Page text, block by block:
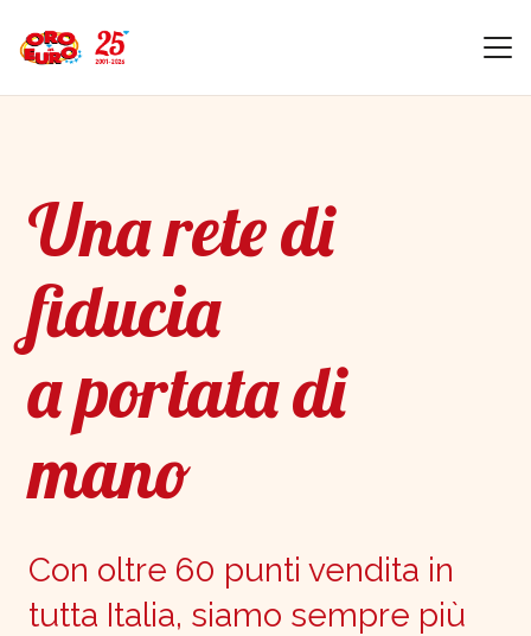
Una rete di
fiducia
a portata di
mano
Con oltre 60 punti vendita in
tutta Italia, siamo sempre più